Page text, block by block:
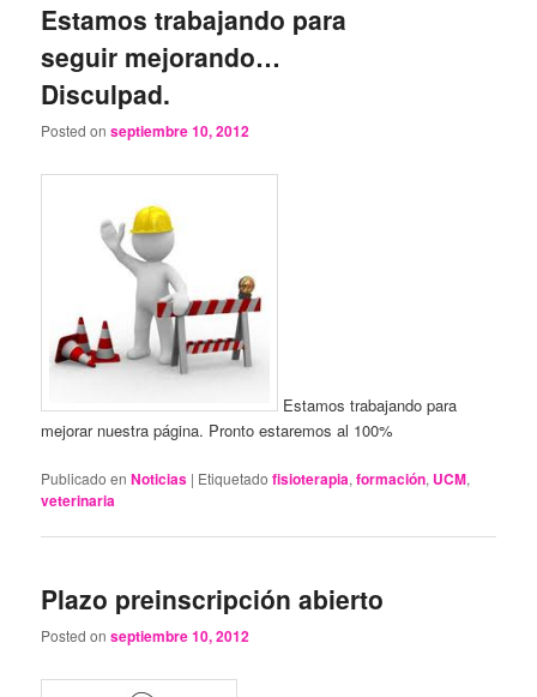
Estamos trabajando para
seguir mejorando…
Disculpad.
Posted onseptiembre 10, 2012
Estamos trabajando para
mejorar nuestra página. Pronto estaremos al 100%
Publicado en Noticias | Etiquetado fisioterapia,formación, UCM,
veterinaria
Plazo preinscripción abierto
Posted onseptiembre 10, 2012